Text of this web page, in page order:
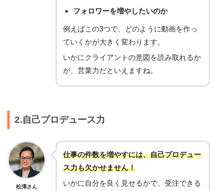
フォロワーを増やしたいのか
例えばこの3つで、どのように動画を作っ
ていくかが大きく変わります。
いかにクライアントの意図を読み取れるか
が、営業力だといえますね。
2.自己プロデュース力
松澤さん
仕事の件数を増やすには、自己プロデュー
ス力も欠かせません！
いかに自分を良く見せるかで、受注できる